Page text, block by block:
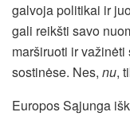
galvoja politikai ir
gali reikšti savo
marširuoti ir
sostinėse. Nes, nu,
Europos Sąjunga